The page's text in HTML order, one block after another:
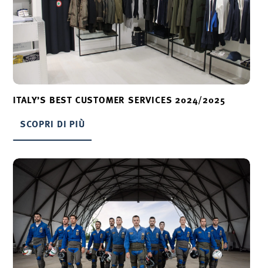
ITALY’S BEST CUSTOMER SERVICES 2024/2025
SCOPRI DI PIÙ